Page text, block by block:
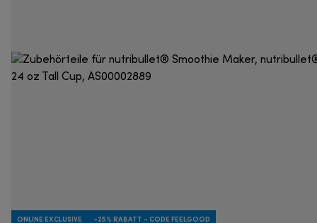
ONLINE EXCLUSIVE -25% RABATT - CODE FEELGOOD